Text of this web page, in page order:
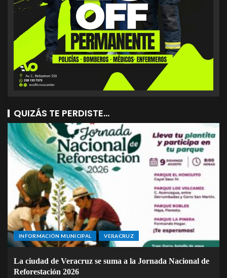
QUIZÁS TE PERDISTE...
INFORMACIÓN MUNICIPAL VERACRUZ
La ciudad de Veracruz se suma a la Jornada Nacional de
Reforestación 2026